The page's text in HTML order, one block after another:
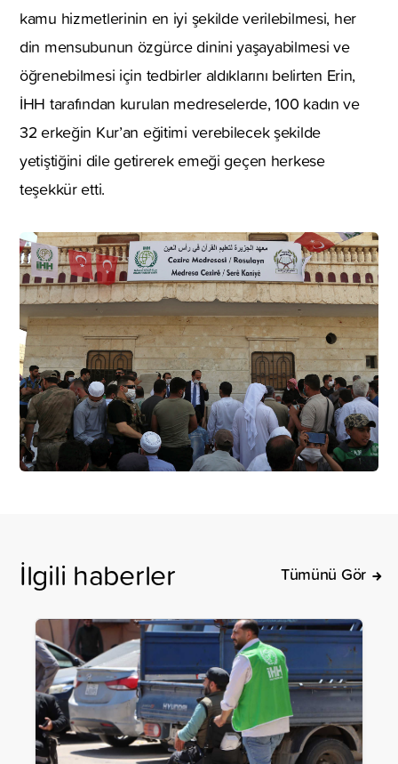
kamu hizmetlerinin en iyi şekilde verilebilmesi, her
din mensubunun özgürce dinini yaşayabilmesi ve
öğrenebilmesi için tedbirler aldıklarını belirten Erin,
İHH tarafından kurulan medreselerde, 100 kadın ve
32 erkeğin Kur’an eğitimi verebilecek şekilde
yetiştiğini dile getirerek emeği geçen herkese
teşekkür etti.
İlgili haberler Tümünü Gör